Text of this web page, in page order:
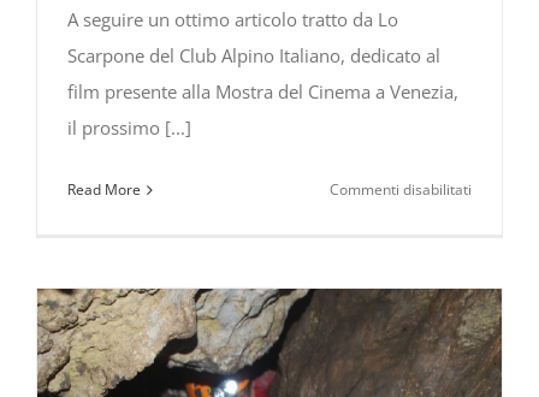
A seguire un ottimo articolo tratto da Lo
Scarpone del Club Alpino Italiano, dedicato al
film presente alla Mostra del Cinema a Venezia,
il prossimo [...]
Read More Commenti disabilitati
(nelle
terre
del
Pollino).